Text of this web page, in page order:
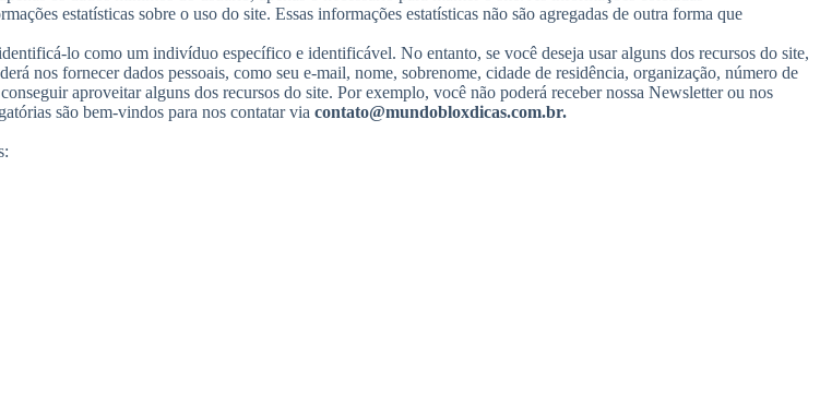
estatísticas sobre o uso do site. Essas informações estatísticas não são agregadas de outra forma que
lo como um indivíduo específico e identificável. No entanto, se você deseja usar alguns dos recursos do site,
nos fornecer dados pessoais, como seu e-mail, nome, sobrenome, cidade de residência, organização, número de
aproveitar alguns dos recursos do site. Por exemplo, você não poderá receber nossa Newsletter ou nos
são bem-vindos para nos contatar via contato@mundobloxdicas.com.br.